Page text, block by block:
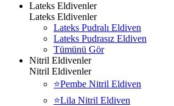
Lateks Eldivenler
Lateks Eldivenler
Lateks Pudralı Eldiven
Lateks Pudrasız Eldiven
Tümünü Gör
Nitril Eldivenler
Nitril Eldivenler
⭐Pembe Nitril Eldiven
⭐Lila Nitril Eldiven